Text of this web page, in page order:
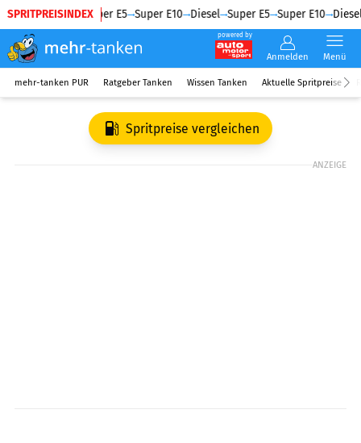
SPRITPREISINDEX
Diesel Super E5 Super E10 Diesel Super E5 Super E10 Diesel
powered by
Anmelden Menü
mehr-tanken PUR Ratgeber Tanken Wissen Tanken Aktuelle Spritpreise
Spritpreise vergleichen
ANZEIGE